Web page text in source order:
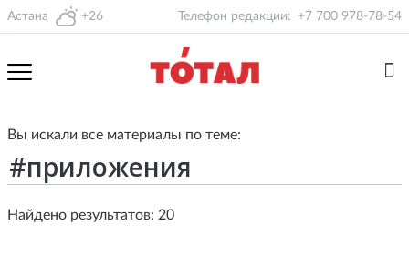
Астана +26 Телефон редакции: +7 700 978-78-54
Вы искали все материалы по теме:
Найдено результатов: 20